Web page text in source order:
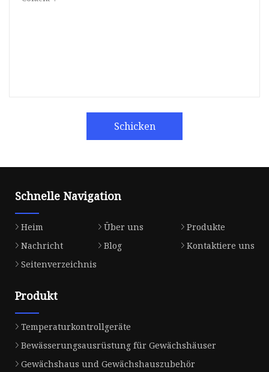
Schicken
Schnelle Navigation
Heim Über uns
Produkte
Nachricht
Blog
Kontaktiere uns
Seitenverzeichnis
Produkt
Temperaturkontrollgeräte
Bewässerungsausrüstung für Gewächshäuser
Gewächshaus und Gewächshauszubehör